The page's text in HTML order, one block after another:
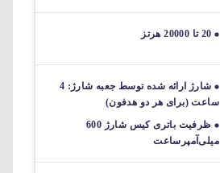
20 تا 20000 هرتز
شارژ ارائه شده توسط جعبه شارژ: 4
ساعت (برای هر دو هدفون)
ظرفیت باتری کیس شارژ 600
میلی‌آمپرساعت